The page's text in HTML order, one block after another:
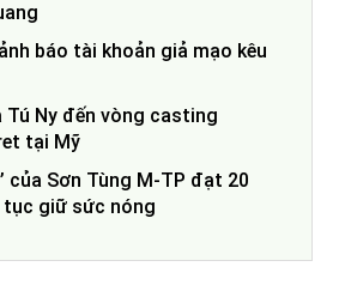
báo tài khoản giả mạo kêu
Tú Ny đến vòng casting
tại Mỹ
của Sơn Tùng M-TP đạt 20
tục giữ sức nóng